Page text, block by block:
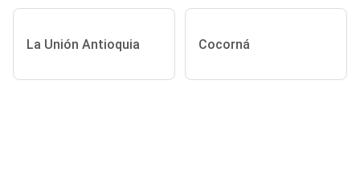
La Unión Antioquia Cocorná